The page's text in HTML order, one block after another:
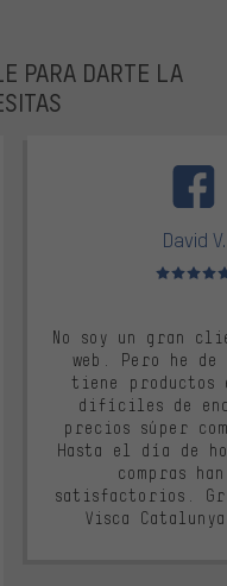
PARA DARTE LA
David V.
Valoración
No soy un gran
web. Pero he
tiene productos
difíciles de
precios súper
Hasta el día de
compras
satisfactorios.
Visca